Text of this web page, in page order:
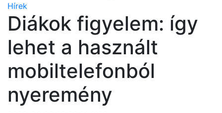
Hírek
Diákok figyelem: így
lehet a használt
mobiltelefonból
nyeremény